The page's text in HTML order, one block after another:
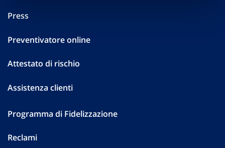
Press
Preventivatore online
Attestato di rischio
Assistenza clienti
Programma di Fidelizzazione
Reclami